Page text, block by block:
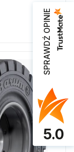
SPRAWDŹ OPINIE
5.0